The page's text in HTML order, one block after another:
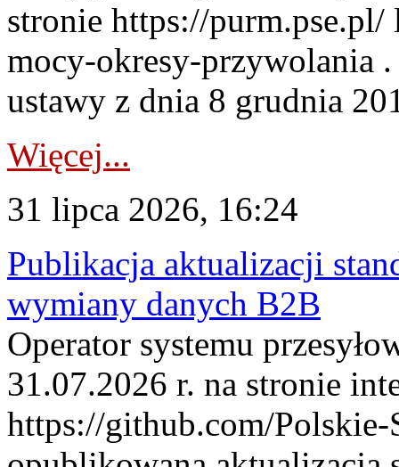
stronie https://
mocy-okresy-przywolania
ustawy z dnia 8 grudnia
Więcej...
31 lipca 2026, 16:24
Publikacja aktualizacji
wymiany danych B2B
Operator systemu
31.07.2026 r. na stronie
https://github.com/Polskie-